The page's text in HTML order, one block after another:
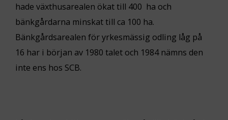
hade växthusarealen ökat till 400 ha och
bänkgårdarna minskat till ca 100 ha.
Bänkgårdsarealen för yrkesmässig odling låg på
16 har i början av 1980 talet och 1984 nämns den
inte ens hos SCB.